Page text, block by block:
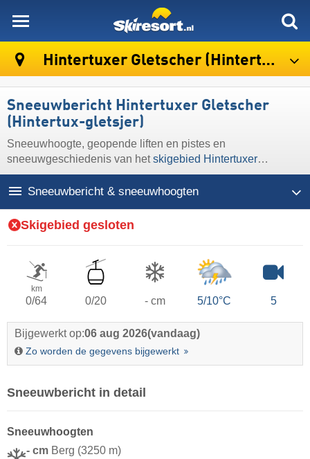
Hintertuxer Gletscher (Hintertux-gletsjer)
Sneeuwbericht Hintertuxer Gletscher
(Hintertux-gletsjer)
Sneeuwhoogte, geopende liften en pistes en
sneeuwgeschiedenis van hetskigebied Hintertuxer
Gletscher (Hintertux-gletsjer)
Sneeuwbericht & sneeuwhoogten
Skigebied gesloten
km
0/64 0/20 - cm 5/10°C 5
Bijgewerkt op:06 aug 2026(vandaag)
Zo worden de gegevens bijgewerkt
Sneeuwbericht in detail
Sneeuwhoogten
- cm Berg (3250 m)